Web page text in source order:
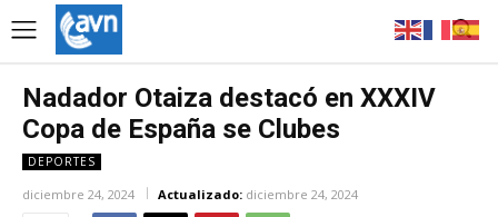
Nadador Otaiza destacó en XXXIV
Copa de España se Clubes
DEPORTES
diciembre 24, 2024 Actualizado: diciembre 24, 2024